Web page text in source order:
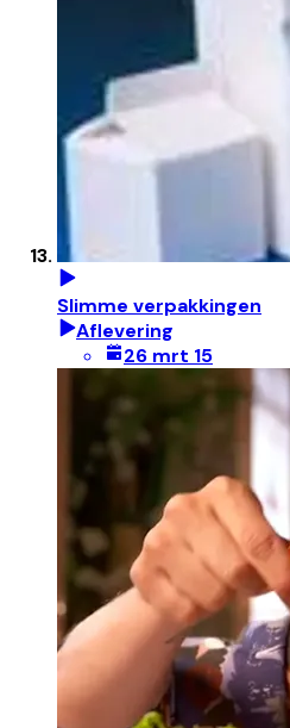
Slimme verpakkingen
Aflevering
26 mrt 15